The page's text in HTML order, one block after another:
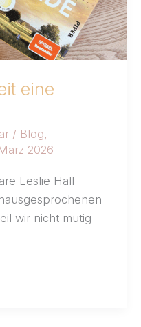
eine
/ Blog,
2026
Leslie Hall
wir nicht mutig